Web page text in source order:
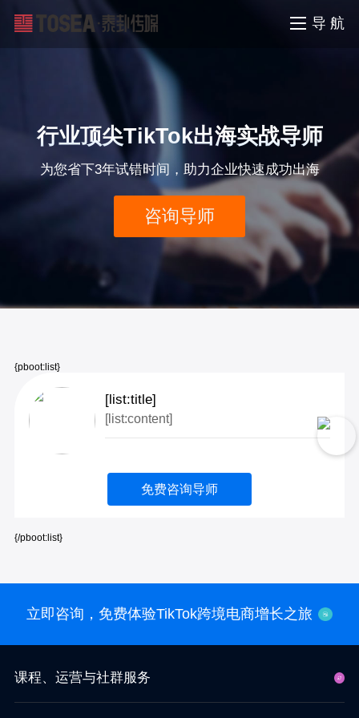
导 航
行业顶尖TikTok出海实战导师
为您省下3年试错时间，助力企业快速成功出海
咨询导师
{pboot:list}
[list:title]
[list:content]
免费咨询导师
{/pboot:list}
立即咨询，免费体验TikTok跨境电商增长之旅
课程、运营与社群服务